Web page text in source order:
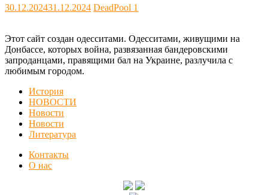
30.12.202431.12.2024 DeadPool 1
Этот сайт создан одесситами. Одесситами, живущими на
Донбассе, которых война, развязанная бандеровскими
запроданцами, правящими бал на Украине, разлучила с
любимым городом.
История
НОВОСТИ
Новости
Новости
Литература
Контакты
О нас